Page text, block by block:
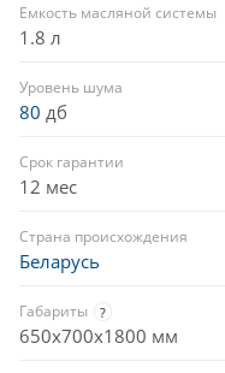
Емкость масляной системы
1.8 л
Уровень шума
80 дб
Срок гарантии
12 мес
Страна происхождения
Беларусь
Габариты ?
650x700x1800 мм